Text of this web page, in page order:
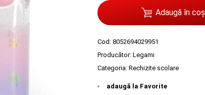
Adaugă în coș
Cod: 8052694029951
Producător: Legami
Categoria: Rechizite scolare
adaugă la Favorite